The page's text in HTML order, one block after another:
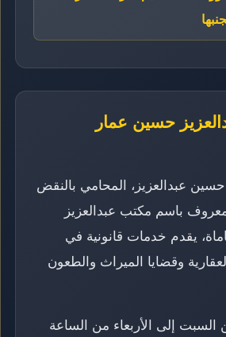
حسين عمار
حسين عبدالعزيز، المحامي بالنقض
المعروف باسم مكتب عبدالعزيز
يقدم خدمات قانونية في
وقضايا الميراث والطعون
إلى الأربعاء من الساعة